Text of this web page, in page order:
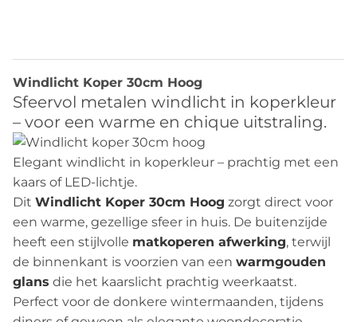
Windlicht Koper 30cm Hoog
Sfeervol metalen windlicht in koperkleur
– voor een warme en chique uitstraling.
Elegant windlicht in koperkleur – prachtig met een
kaars of LED-lichtje.
Dit Windlicht Koper 30cm Hoog zorgt direct voor
een warme, gezellige sfeer in huis. De buitenzijde
heeft een stijlvolle matkoperen afwerking, terwijl
de binnenkant is voorzien van een warmgouden
glans die het kaarslicht prachtig weerkaatst.
Perfect voor de donkere wintermaanden, tijdens